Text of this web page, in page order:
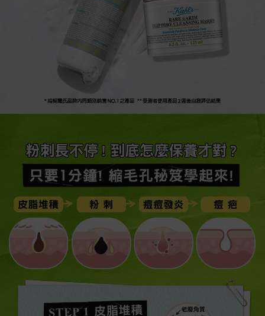
*指契爾氏品牌內同類別銷售NO.1之產品 **受測者使用產品2週後自我評估結果
痘痘長不停! 到底怎麼保養才對?
只要1分鐘! 抗痘秘笈學起來!
皮脂堆積 粉 刺 痘痘發炎 痘疤